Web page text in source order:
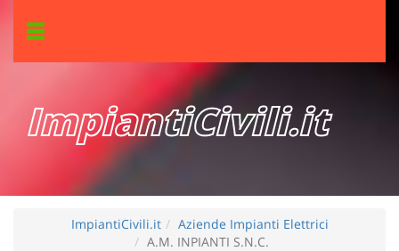
ImpiantiCivili.it
ImpiantiCivili.it
Aziende Impianti Elettrici
A.M. INPIANTI S.N.C.